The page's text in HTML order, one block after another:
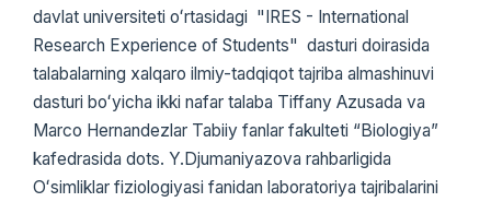
davlat universiteti oʻrtasidagi "IRES - International
Research Experience of Students" dasturi doirasida
talabalarning xalqaro ilmiy-tadqiqot tajriba almashinuvi
dasturi boʻyicha ikki nafar talaba Tiffany Azusada va
Marco Hernandezlar Tabiiy fanlar fakulteti “Biologiya”
kafedrasida dots. Y.Djumaniyazova rahbarligida
Oʻsimliklar fiziologiyasi fanidan laboratoriya tajribalarini